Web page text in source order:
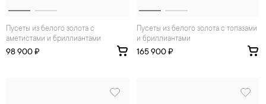
Пусеты из белого золота с
аметистами и бриллиантами
98 900 ₽
Пусеты из белого золота с топазами
и бриллиантами
165 900 ₽